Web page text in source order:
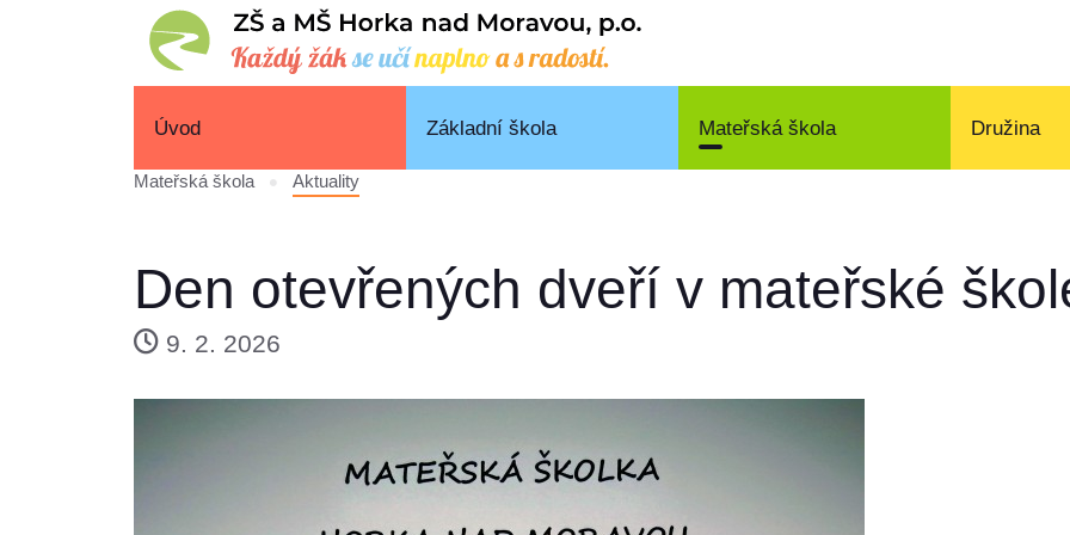
Úvod Základní škola Mateřská škola Družina
Mateřská škola Aktuality
Den otevřených dveří v mateřské
9. 2. 2026